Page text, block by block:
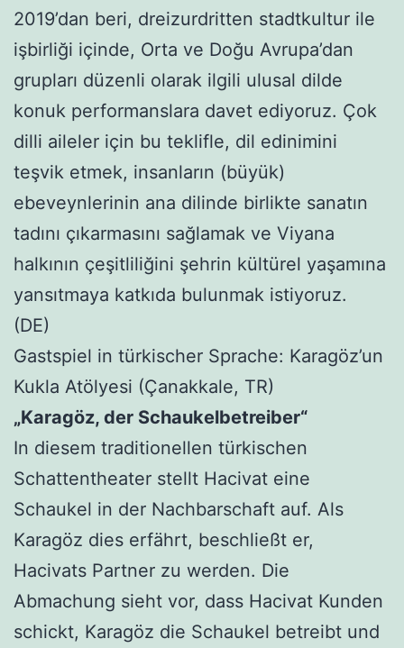
2019’dan beri, dreizurdritten stadtkultur ile
işbirliği içinde, Orta ve Doğu Avrupa’dan
grupları düzenli olarak ilgili ulusal dilde
konuk performanslara davet ediyoruz. Çok
dilli aileler için bu teklifle, dil edinimini
teşvik etmek, insanların (büyük)
ebeveynlerinin ana dilinde birlikte sanatın
tadını çıkarmasını sağlamak ve Viyana
halkının çeşitliliğini şehrin kültürel yaşamına
yansıtmaya katkıda bulunmak istiyoruz.
(DE)
Gastspiel in türkischer Sprache: Karagöz’un
Kukla Atölyesi (Çanakkale, TR)
„Karagöz, der Schaukelbetreiber“
In diesem traditionellen türkischen
Schattentheater stellt Hacivat eine
Schaukel in der Nachbarschaft auf. Als
Karagöz dies erfährt, beschließt er,
Hacivats Partner zu werden. Die
Abmachung sieht vor, dass Hacivat Kunden
schickt, Karagöz die Schaukel betreibt und